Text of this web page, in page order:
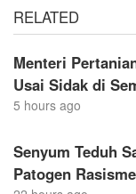
RELATED
Menteri
Usai Sidak di
5 hours ago
Senyum Teduh
Patogen